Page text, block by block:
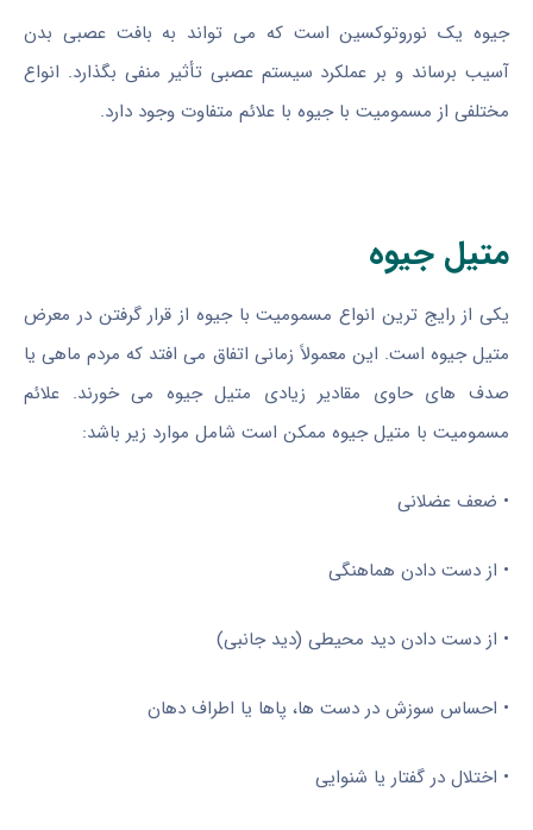
جیوه یک نوروتوکسین است که می تواند به بافت عصبی بدن
آسیب برساند و بر عملکرد سیستم عصبی تأثیر منفی بگذارد. انواع
مختلفی از مسمومیت با جیوه با علائم متفاوت وجود دارد.
متیل جیوه
یکی از رایج ترین انواع مسمومیت با جیوه از قرار گرفتن در معرض
متیل جیوه است. این معمولاً زمانی اتفاق می افتد که مردم ماهی یا
صدف های حاوی مقادیر زیادی متیل جیوه می خورند. علائم
مسمومیت با متیل جیوه ممکن است شامل موارد زیر باشد:
• ضعف عضلانی
• از دست دادن هماهنگی
• از دست دادن دید محیطی (دید جانبی)
• احساس سوزش در دست ها، پاها یا اطراف دهان
• اختلال در گفتار یا شنوایی